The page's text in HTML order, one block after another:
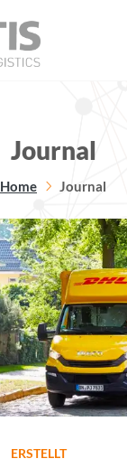
Journal
Home Journal
ERSTELLT